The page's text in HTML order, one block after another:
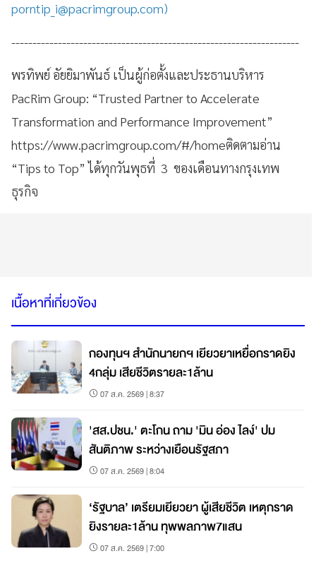
porntip_i@pacrimgroup.com)
--------------------------------------------------------------------
พรทิพย์ อัยยิมาพันธ์ เป็นผู้ก่อตั้งและประธานบริหาร
PacRim Group: “Trusted Partner to Accelerate
Transformation and Performance Improvement”
https://www.pacrimgroup.com/#/homeติดตามอ่าน
“Tips to Top” ได้ทุกวันพุธที่ 3 ของเดือนทางกรุงเทพ
ธุรกิจ
เนื้อหาที่เกี่ยวข้อง
กองทุนฯ สำนักนายกฯ เยียวยาเหยื่อกราดยิง
4กลุ่ม เสียชีวิตรายละ1ล้าน
07 ส.ค. 2569 | 8:37
'สส.ปชน.' ตะโกน ถาม 'มิน อ่อง ไลง์' ปม
สันติภาพ ระหว่างเยือนรัฐสภา
07 ส.ค. 2569 | 8:04
‘รัฐบาล’ เตรียมเยียวยา ผู้เสียชีวิต เหตุกราด
ยิงรายละ1ล้าน ทุพพลภาพ7แสน
07 ส.ค. 2569 | 7:00